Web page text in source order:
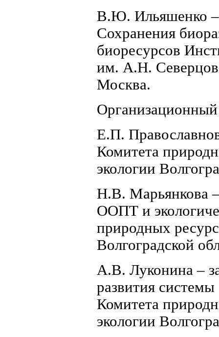
В.Ю. Ильяшенко –
Сохранения
биоресурсов
им. А.Н.
Москва.
Е.П.
Комитета
экологии
Н.В. Марьянкова –
ООПТ и
природных
Волгоградской
А.В. Луконина –
развития
Комитета
экологии